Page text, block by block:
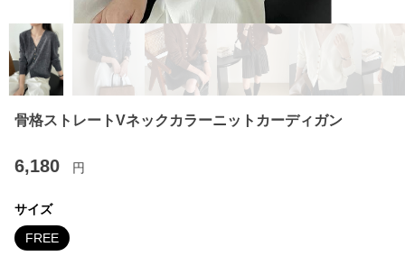
骨格ストレートVネックカラーニットカーディガン
6,180 円
サイズ
FREE